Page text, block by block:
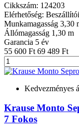
Cikkszám: 124203
Elérhetőség:
Munkamagasság 3,30
Állómagasság 1,30 m
Garancia 5 év
55 600 Ft 69 489 Ft
Kedvezményes
Krause Monto
7 Fokos